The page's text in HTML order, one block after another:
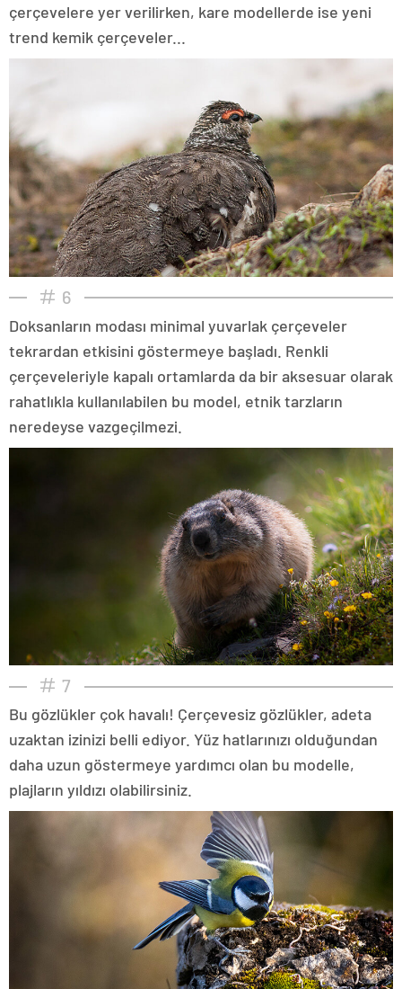
çerçevelere yer verilirken, kare modellerde ise yeni
trend kemik çerçeveler...
6
Doksanların modası minimal yuvarlak çerçeveler
tekrardan etkisini göstermeye başladı. Renkli
çerçeveleriyle kapalı ortamlarda da bir aksesuar olarak
rahatlıkla kullanılabilen bu model, etnik tarzların
neredeyse vazgeçilmezi.
7
Bu gözlükler çok havalı! Çerçevesiz gözlükler, adeta
uzaktan izinizi belli ediyor. Yüz hatlarınızı olduğundan
daha uzun göstermeye yardımcı olan bu modelle,
plajların yıldızı olabilirsiniz.